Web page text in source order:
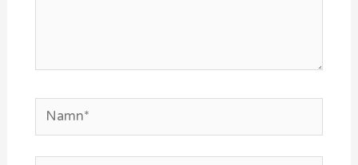
Namn*